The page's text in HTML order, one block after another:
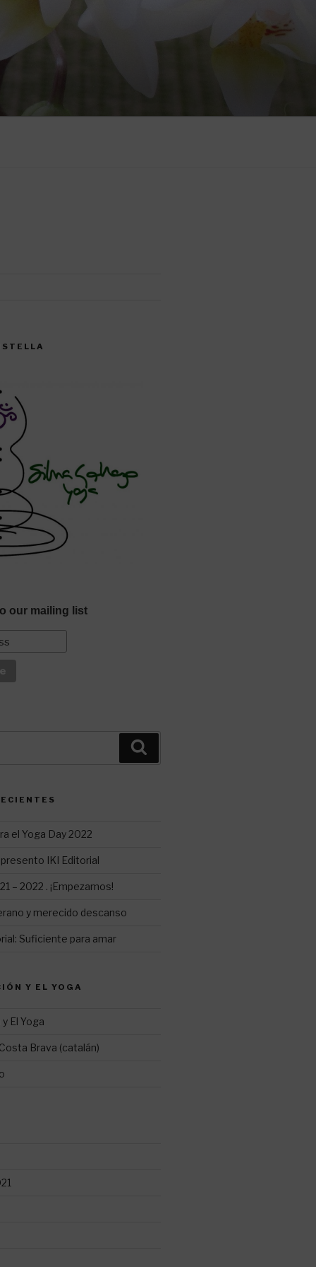
our mailing list
el Yoga Day 2022
IKI Editorial
– 2022 . ¡Empezamos!
y merecido descanso
Suficiente para amar
Y EL YOGA
El Yoga
Brava (catalán)